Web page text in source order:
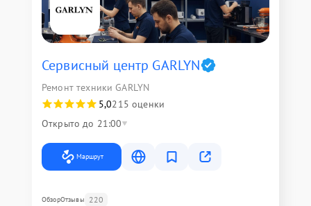
Сервисный центр GARLYN
Ремонт техники GARLYN
5,0215 оценки
Открыто до 21:00
Маршрут
ОбзорОтзывы 220